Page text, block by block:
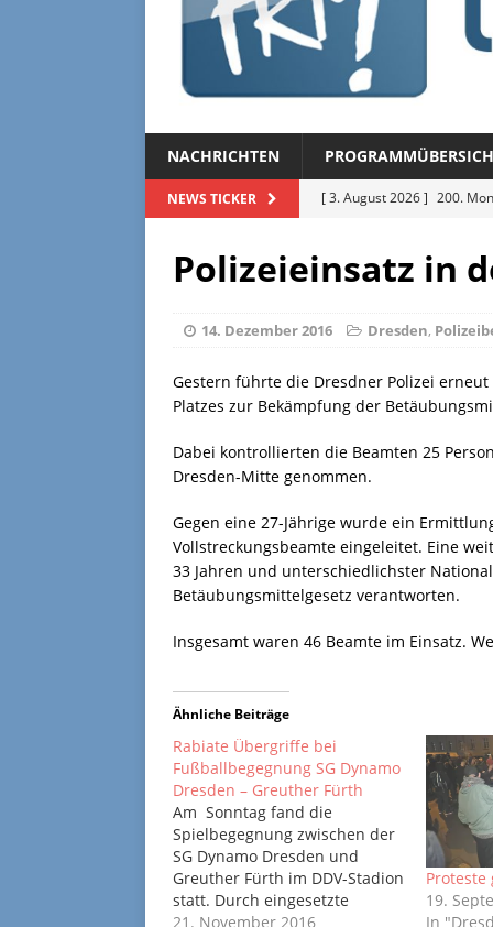
NACHRICHTEN
NEWS TICKER [ 3. August 2026 ] 200.
[ 27. Juli 2026 ]
Polizeieinsatz in
14. Dezember 2016 Dresden,
Gestern führte die Dresdner Polizei
Platzes zur Bekämpfung der
Dabei kontrollierten die Beamten 25
Dresden-Mitte genommen.
Gegen eine 27-Jährige wurde ein
Vollstreckungsbeamte eingeleitet. Eine
33 Jahren und unterschiedlichster
Betäubungsmittelgesetz verantworten.
Insgesamt waren 46 Beamte im Einsatz.
Ähnliche Beiträge
Rabiate Übergriffe bei
Fußballbegegnung SG Dynamo
Dresden – Greuther Fürth
Am Sonntag fand die
Spielbegegnung zwischen der
SG Dynamo Dresden und
Greuther Fürth im DDV-Stadion
statt. Durch eingesetzte
Bundespolizisten wurde die
21. November 2016
Proteste
19.
In